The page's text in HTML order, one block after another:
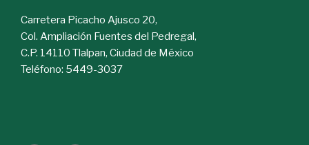
Carretera Picacho Ajusco 20,
Col. Ampliación Fuentes del Pedregal,
C.P. 14110 Tlalpan, Ciudad de México
Teléfono: 5449-3037